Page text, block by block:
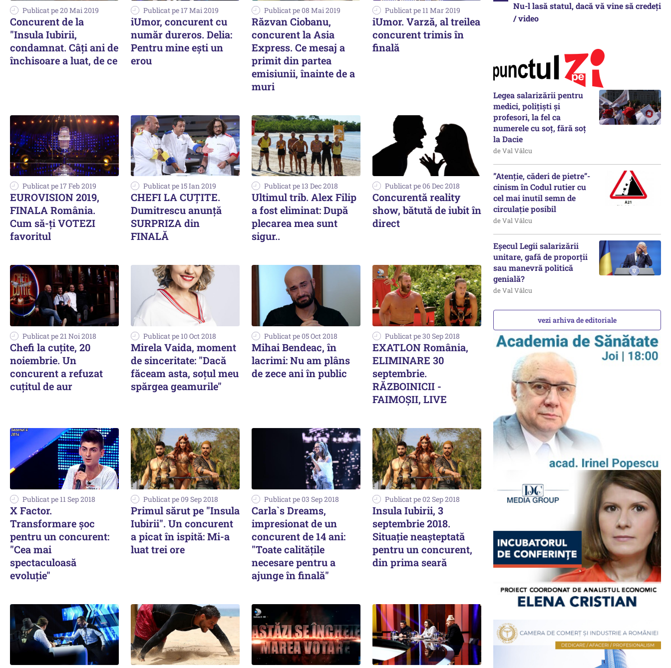
Publicat pe 20 Mai 2019
Concurent de la
"Insula Iubirii,
condamnat. Câți ani de
închisoare a luat, de ce
Publicat pe 17 Mai 2019
iUmor, concurent cu
număr dureros. Delia:
Pentru mine ești un
erou
Publicat pe 08 Mai 2019
Răzvan Ciobanu,
concurent la Asia
Express. Ce mesaj a
primit din partea
emisiunii, înainte de a
muri
Publicat pe 11 Mar 2019
iUmor. Varză, al treilea
concurent trimis în
finală
Publicat pe 17 Feb 2019
EUROVISION 2019,
FINALA România.
Cum să-ți VOTEZI
favoritul
Publicat pe 15 Ian 2019
CHEFI LA CUȚITE.
Dumitrescu anunță
SURPRIZA din
FINALĂ
Publicat pe 13 Dec 2018
Ultimul trib. Alex Filip
a fost eliminat: După
plecarea mea sunt
sigur..
Publicat pe 06 Dec 2018
Concurentă reality
show, bătută de iubit în
direct
Publicat pe 21 Noi 2018
Chefi la cuțite, 20
noiembrie. Un
concurent a refuzat
cuțitul de aur
Publicat pe 10 Oct 2018
Mirela Vaida, moment
de sinceritate: "Dacă
făceam asta, soțul meu
spărgea geamurile"
Publicat pe 05 Oct 2018
Mihai Bendeac, în
lacrimi: Nu am plâns
de zece ani în public
Publicat pe 30 Sep 2018
EXATLON România,
ELIMINARE 30
septembrie.
RĂZBOINICII -
FAIMOȘII, LIVE
Publicat pe 11 Sep 2018
X Factor.
Transformare șoc
pentru un concurent:
"Cea mai
spectaculoasă
evoluție"
Publicat pe 09 Sep 2018
Primul sărut pe "Insula
Iubirii". Un concurent
a picat în ispită: Mi-a
luat trei ore
Publicat pe 03 Sep 2018
Carla`s Dreams,
impresionat de un
concurent de 14 ani:
"Toate calitățile
necesare pentru a
ajunge în finală"
Publicat pe 02 Sep 2018
Insula Iubirii, 3
septembrie 2018.
Situație neașteptată
pentru un concurent,
din prima seară
Nu-l lasă statul, dacă vă vine să credeți
/ video
Legea salarizării pentru
medici, polițiști și
profesori, la fel ca
numerele cu soț, fără soț
la Dacie
de Val Vâlcu
”Atenție, căderi de pietre”-
cinism în Codul rutier cu
cel mai inutil semn de
circulație posibil
de Val Vâlcu
Eșecul Legii salarizării
unitare, gafă de proporții
sau manevră politică
genială?
de Val Vâlcu
vezi arhiva de editoriale